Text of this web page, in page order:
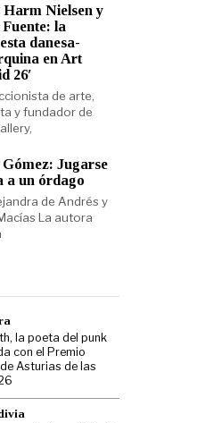
Nielsen y
la
danesa-
en Art
26′
de arte,
y fundador de
Jugarse
a un órdago
de Andrés y
La autora
la poeta del punk
con el Premio
Asturias de las